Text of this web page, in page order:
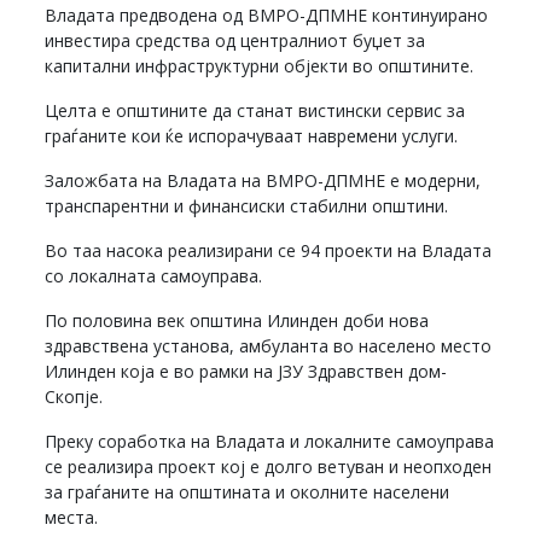
Владата предводена од ВМРО-ДПМНЕ континуирано
инвестира средства од централниот буџет за
капитални инфраструктурни објекти во општините.
Целта е општините да станат вистински сервис за
граѓаните кои ќе испорачуваат навремени услуги.
Заложбата на Владата на ВМРО-ДПМНЕ е модерни,
транспарентни и финансиски стабилни општини.
Во таа насока реализирани се 94 проекти на Владата
со локалната самоуправа.
По половина век општина Илинден доби нова
здравствена установа, амбуланта во населено место
Илинден која е во рамки на ЈЗУ Здравствен дом-
Скопје.
Преку соработка на Владата и локалните самоуправа
се реализира проект кој е долго ветуван и неопходен
за граѓаните на општината и околните населени
места.